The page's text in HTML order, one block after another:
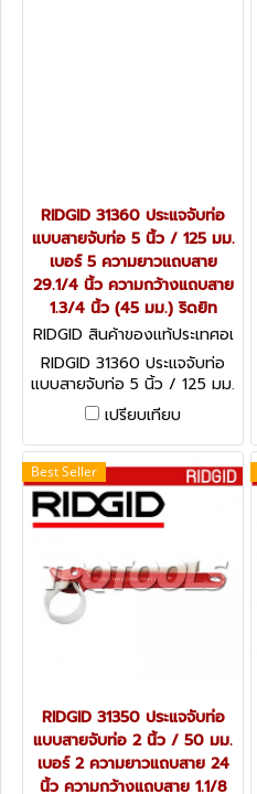
RIDGID 31360 ประแจจับท่อ
แบบสายจับท่อ 5 นิ้ว / 125 มม.
เบอร์ 5 ความยาวแถบสาย
29.1/4 นิ้ว ความกว้างแถบสาย
1.3/4 นิ้ว (45 มม.) ริดยิท
RIDGID สินค้าของแท้ประเทศอเ
มริกา 31360
RIDGID 31360 ประแจจับท่อ
แบบสายจับท่อ 5 นิ้ว / 125 มม.
เบอร์ 5 ความยาวแถบสาย
29.1/4 นิ้ว ความกว้างแถบสาย
1.3/4 นิ้ว (45 มม.) ริดยิท
เปรียบเทียบ
Best Seller
RIDGID 31350 ประแจจับท่อ
แบบสายจับท่อ 2 นิ้ว / 50 มม.
เบอร์ 2 ความยาวแถบสาย 24
นิ้ว ความกว้างแถบสาย 1.1/8